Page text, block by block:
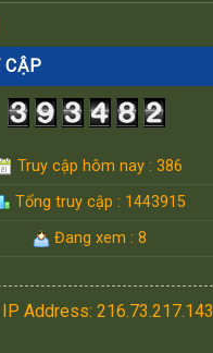
CẬP
Truy cập hôm nay : 386
Tổng truy cập : 1443915
Đang xem : 8
IP Address: 216.73.217.143